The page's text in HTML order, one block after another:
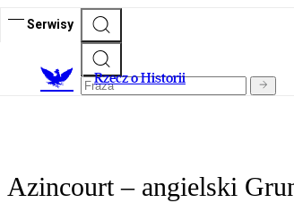
Serwisy
Rzecz o Historii
Azincourt – angielski